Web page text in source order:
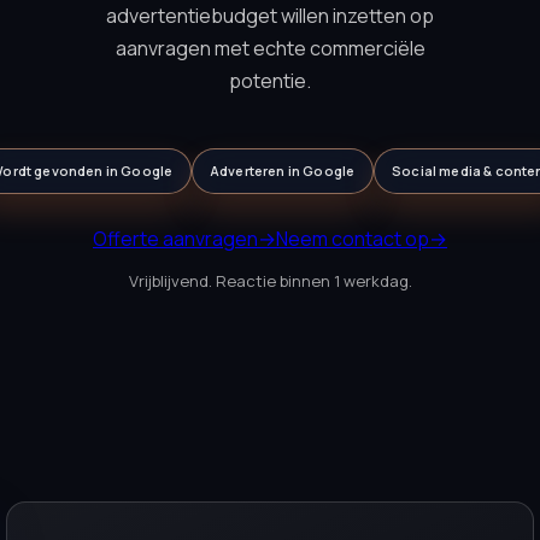
advertentiebudget willen inzetten op
aanvragen met echte commerciële
potentie.
gevonden in Google Adverteren in Google Social media &
Offerte aanvragen→Neem contact op→
Vrijblijvend. Reactie binnen 1 werkdag.